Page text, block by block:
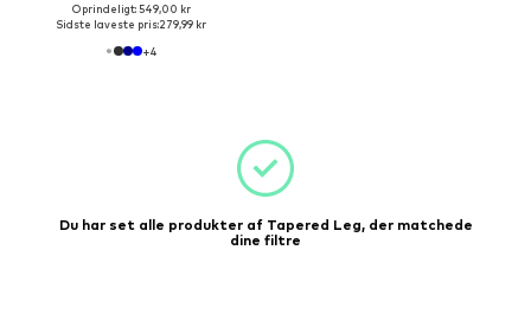
Oprindeligt: 549,00 kr
Sidste laveste pris:279,99 kr
+4
Du har set alle produkter af Tapered Leg, der matchede
dine filtre